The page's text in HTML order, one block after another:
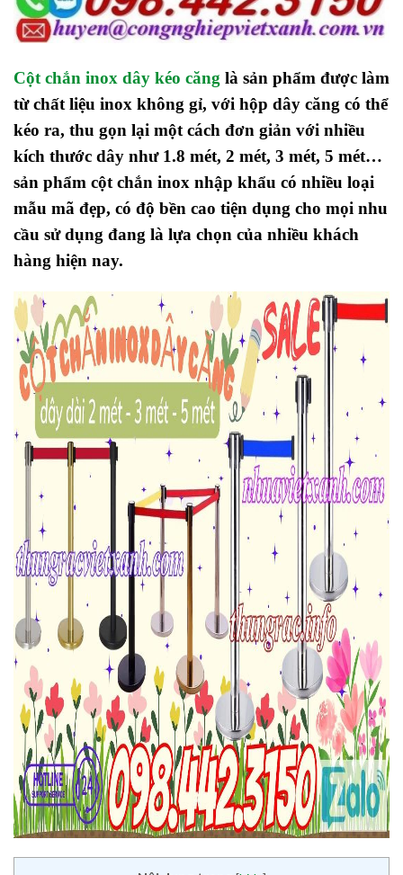
Cột chắn inox dây kéo căng là sản phẩm được làm
từ chất liệu inox không gỉ, với hộp dây căng có thể
kéo ra, thu gọn lại một cách đơn giản với nhiều
kích thước dây như 1.8 mét, 2 mét, 3 mét, 5 mét…
sản phẩm cột chắn inox nhập khẩu có nhiều loại
mẫu mã đẹp, có độ bền cao tiện dụng cho mọi nhu
cầu sử dụng đang là lựa chọn của nhiều khách
hàng hiện nay.